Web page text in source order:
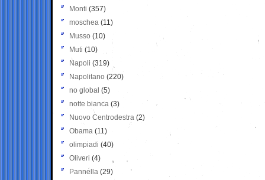
Monti (357)
moschea (11)
Musso (10)
Muti (10)
Napoli (319)
Napolitano (220)
no global (5)
notte bianca (3)
Nuovo Centrodestra (2)
Obama (11)
olimpiadi (40)
Oliveri (4)
Pannella (29)